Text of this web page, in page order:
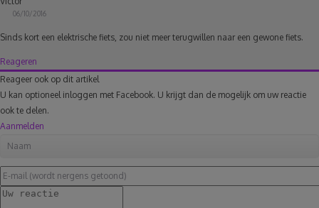
06/10/2016
Sinds kort een elektrische fiets, zou niet meer terugwillen naar een gewone fiets.
Reageren
Reageer ook op dit artikel
U kan optioneel inloggen met Facebook. U krijgt dan de mogelijk om uw reactie
ook te delen.
Aanmelden